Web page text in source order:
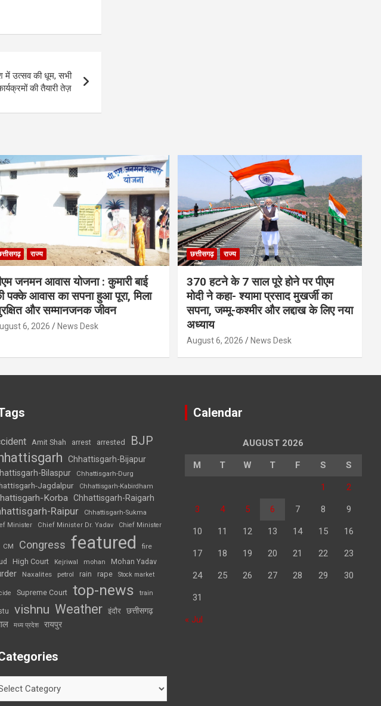
में उत्सव की धूम, सभी
की तैयारी तेज़
राज्य
जनमन आवास योजना : कुमारी बाई
पक्के आवास का सपना हुआ पूरा, मिला
और सम्मानजनक जीवन
6, 2026 News Desk
छत्तीसगढ़ राज्य
370 हटने के 7 साल पूरे होने पर पीएम
मोदी ने कहा- श्यामा प्रसाद मुखर्जी का
सपना, जम्मू-कश्मीर और लद्दाख के लिए नया
अध्याय
August 6, 2026 News Desk
Amit Shah arrest arrested BJP
Chhattisgarh-Bijapur
Bilaspur
Chhattisgarh-Durg
Jagdalpur Chhattisgarh-Kabirdham
Korba Chhattisgarh-Raigarh
Raipur
Chhattisgarh-Sukma
Minister
Chief Minister Dr. Yadav Chief Minister
CM Congress featured
fire
High Court Kejriwal mohan Mohan Yadav
Naxalites petrol rain rape Stock market
Supreme Court top-news train
vishnu Weather इंदौर छत्तीसगढ़
मध्य प्रदेश रायपुर
Calendar
AUGUST 2026
M T W T F S S
1 2
3 4 5 6 7 8 9
10 11 12 13 14 15 16
17 18 19 20 21 22 23
24 25 26 27 28 29 30
31
« Jul